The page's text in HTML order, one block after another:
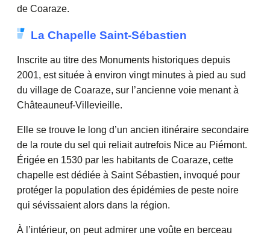
de Coaraze.
La Chapelle Saint-Sébastien
Inscrite au titre des Monuments historiques depuis
2001, est située à environ vingt minutes à pied au sud
du village de Coaraze, sur l’ancienne voie menant à
Châteauneuf-Villevieille.
Elle se trouve le long d’un ancien itinéraire secondaire
de la route du sel qui reliait autrefois Nice au Piémont.
Érigée en 1530 par les habitants de Coaraze, cette
chapelle est dédiée à Saint Sébastien, invoqué pour
protéger la population des épidémies de peste noire
qui sévissaient alors dans la région.
À l’intérieur, on peut admirer une voûte en berceau